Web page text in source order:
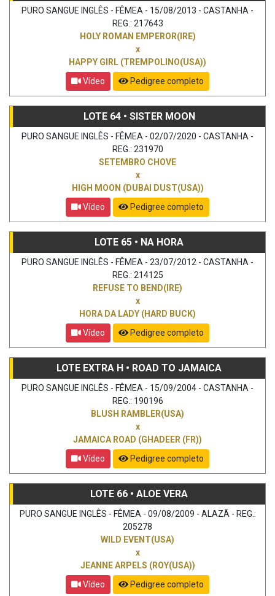
PURO SANGUE INGLÊS - FÊMEA - 15/08/2013 - CASTANHA -
REG.: 217643
HOLY ROMAN EMPEROR(IRE)
x
HAPPY GIRL (TREMPOLINO(USA))
Vídeo
Pedigree completo
LOTE 64 • SISTER MOON
PURO SANGUE INGLÊS - FÊMEA - 02/07/2020 - CASTANHA -
REG.: 231970
SETEMBRO CHOVE
x
HIGH MOON (DUBAI DUST(USA))
Vídeo
Pedigree completo
LOTE 65 • NA HORA
PURO SANGUE INGLÊS - FÊMEA - 23/07/2012 - CASTANHA -
REG.: 214125
REFUSE TO BEND(IRE)
x
HORA DA LADY (HARD BUCK)
Vídeo
Pedigree completo
LOTE EXTRA H • ROAD TO JAMAICA
PURO SANGUE INGLÊS - FÊMEA - 15/09/2004 - CASTANHA -
REG.: 190196
BLUSH RAMBLER(USA)
x
JAMAICA ROAD (GHADEER (FR))
Vídeo
Pedigree completo
LOTE 66 • ALOE VERA
PURO SANGUE INGLÊS - FÊMEA - 09/08/2009 - ALAZÃ - REG.:
205278
WILD EVENT(USA)
x
JEANNE ARPELS (ROY(USA))
Vídeo
Pedigree completo